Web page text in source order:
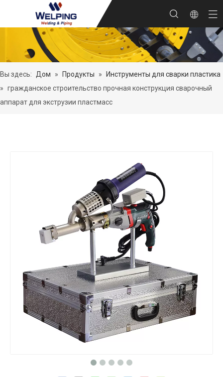
Вы здесь: Дом » Продукты »
Инструменты для сварки пластика
» гражданское строительство прочная конструкция сварочный
аппарат для экструзии пластмасс